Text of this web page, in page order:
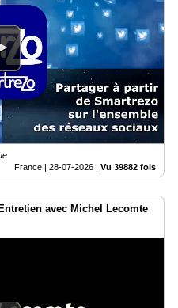
France | 28-07-2026 | Vu 39882 fois
avec Michel Lecomte